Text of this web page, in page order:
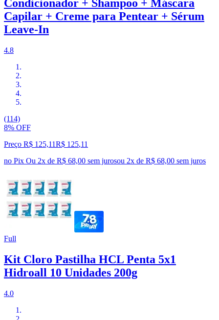
Condicionador + Shampoo + Máscara
Capilar + Creme para Pentear + Sérum
Leave-In
4.8
(114)
8% OFF
Preço R$ 125,11R$ 125,11
no Pix Ou 2x de R$ 68,00 sem jurosou 2x de R$ 68,00 sem juros
Full
Kit Cloro Pastilha HCL Penta 5x1
Hidroall 10 Unidades 200g
4.0